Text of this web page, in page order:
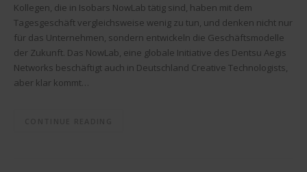
Kollegen, die in Isobars NowLab tätig sind, haben mit dem
Tagesgeschäft vergleichsweise wenig zu tun, und denken nicht nur
für das Unternehmen, sondern entwickeln die Geschäftsmodelle
der Zukunft. Das NowLab, eine globale Initiative des Dentsu Aegis
Networks beschäftigt auch in Deutschland Creative Technologists,
aber klar kommt…